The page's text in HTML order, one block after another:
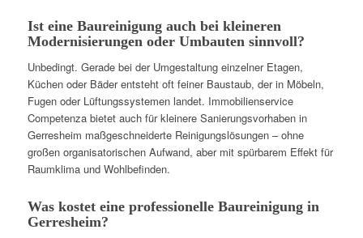
Ist eine Baureinigung auch bei kleineren
Modernisierungen oder Umbauten sinnvoll?
Unbedingt. Gerade bei der Umgestaltung einzelner Etagen,
Küchen oder Bäder entsteht oft feiner Baustaub, der in Möbeln,
Fugen oder Lüftungssystemen landet. Immobilienservice
Competenza bietet auch für kleinere Sanierungsvorhaben in
Gerresheim maßgeschneiderte Reinigungslösungen – ohne
großen organisatorischen Aufwand, aber mit spürbarem Effekt für
Raumklima und Wohlbefinden.
Was kostet eine professionelle Baureinigung in
Gerresheim?